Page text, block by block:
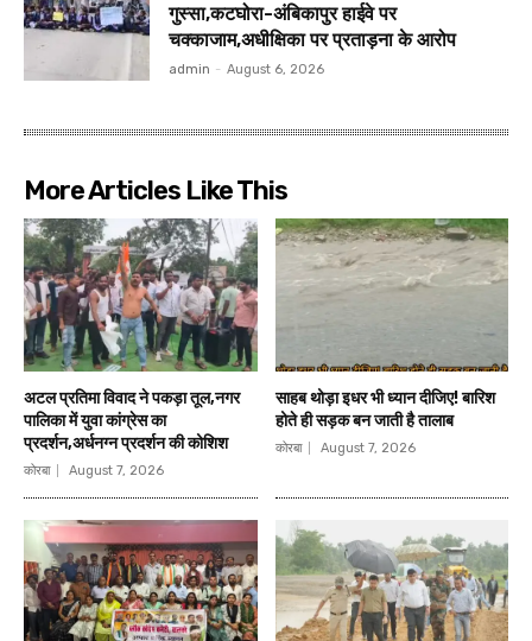
गुस्सा,कटघोरा-अंबिकापुर हाईवे पर
चक्काजाम,अधीक्षिका पर प्रताड़ना के आरोप
admin - August 6, 2026
More Articles Like This
अटल प्रतिमा विवाद ने पकड़ा तूल,नगर
पालिका में युवा कांग्रेस का
प्रदर्शन,अर्धनग्न प्रदर्शन की कोशिश
कोरबा August 7, 2026
साहब थोड़ा इधर भी ध्यान दीजिए! बारिश
होते ही सड़क बन जाती है तालाब
कोरबा August 7, 2026